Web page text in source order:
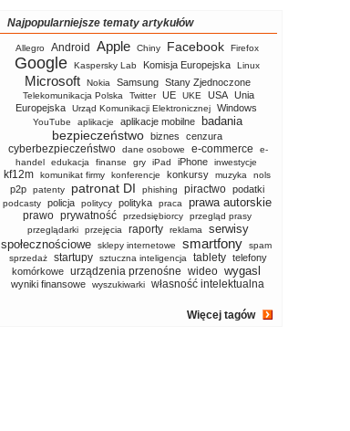
Najpopularniejsze tematy artykułów
Allegro Android Apple Chiny Facebook Firefox
Google Kaspersky Lab Komisja Europejska Linux
Microsoft Nokia Samsung Stany Zjednoczone
Telekomunikacja Polska Twitter UE UKE USA
Unia
Europejska
Urząd Komunikacji Elektronicznej Windows
YouTube aplikacje aplikacje mobilne badania
bezpieczeństwo biznes cenzura
cyberbezpieczeństwo dane osobowe e-commerce
e-
handel
edukacja finanse gry iPad iPhone inwestycje
kf12m komunikat firmy konferencje konkursy muzyka nols
p2p patenty patronat DI phishing piractwo podatki
podcasty policja politycy polityka praca prawa autorskie
prawo prywatność przedsiębiorcy
przegląd prasy
przeglądarki
przejęcia raporty reklama
serwisy
społecznościowe
sklepy internetowe smartfony
spam
sprzedaż
startupy sztuczna inteligencja tablety telefony
komórkowe urządzenia przenośne wideo wygasl
wyniki finansowe wyszukiwarki własność intelektualna
Więcej tagów